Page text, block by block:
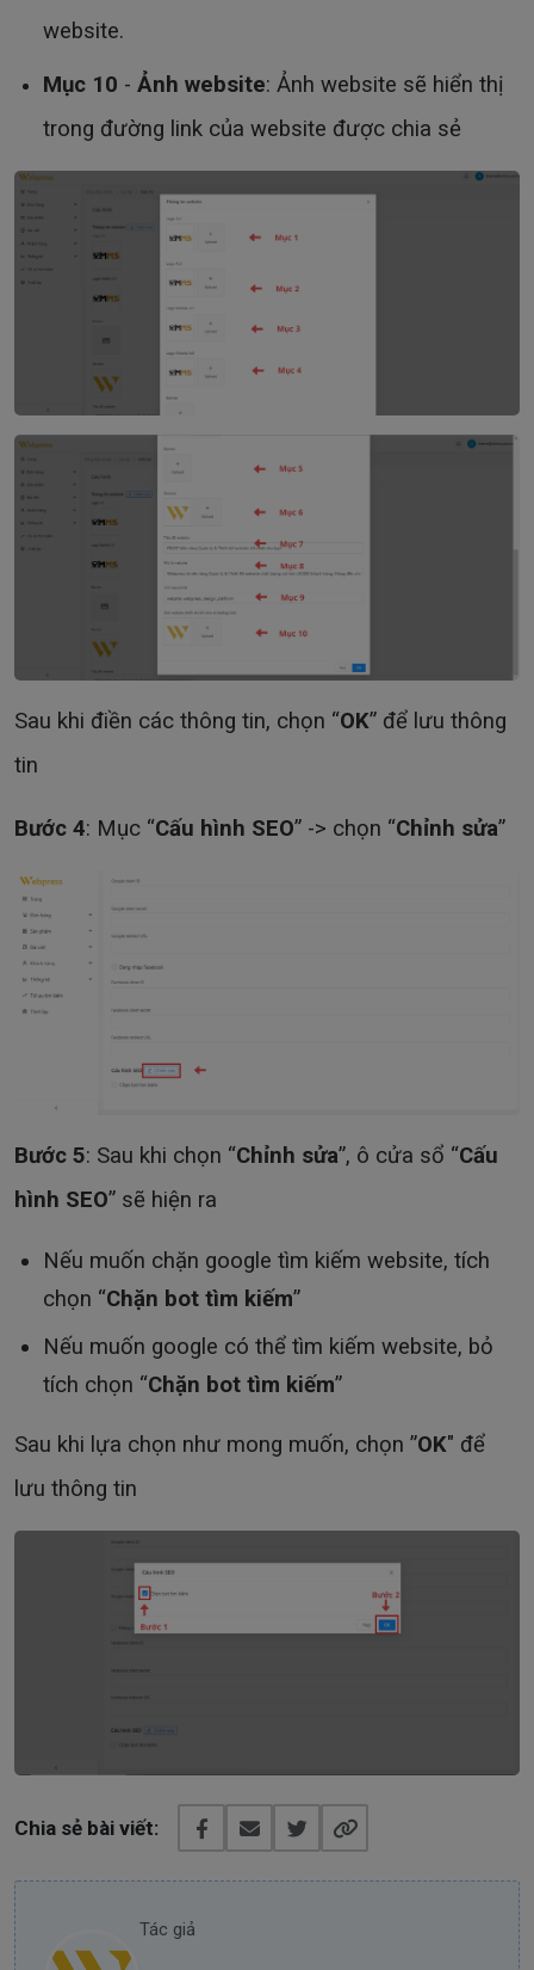
website.
Mục 10 - Ảnh website: Ảnh website sẽ hiển thị
trong đường link của website được chia sẻ
Sau khi điền các thông tin, chọn “OK” để lưu thông
tin
Bước 4: Mục “Cấu hình SEO” -> chọn “Chỉnh sửa”
Bước 5: Sau khi chọn “Chỉnh sửa”, ô cửa sổ “Cấu
hình SEO” sẽ hiện ra
Nếu muốn chặn google tìm kiếm website, tích
chọn “Chặn bot tìm kiếm”
Nếu muốn google có thể tìm kiếm website, bỏ
tích chọn “Chặn bot tìm kiếm”
Sau khi lựa chọn như mong muốn, chọn ”OK" để
lưu thông tin
Chia sẻ bài viết:
Tác giả